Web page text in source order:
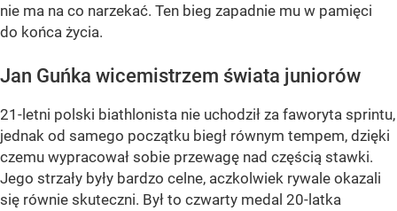
nie ma na co narzekać. Ten bieg zapadnie mu w pamięci
do końca życia.
Jan Guńka wicemistrzem świata juniorów
21-letni polski biathlonista nie uchodził za faworyta sprintu,
jednak od samego początku biegł równym tempem, dzięki
czemu wypracował sobie przewagę nad częścią stawki.
Jego strzały były bardzo celne, aczkolwiek rywale okazali
się równie skuteczni. Był to czwarty medal 20-latka